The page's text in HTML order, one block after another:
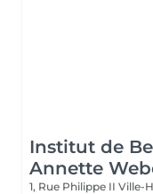
Institut de
Annette
1, Rue Philippe II Ville-